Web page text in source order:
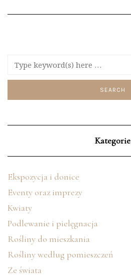
Kategorie
Ekspozycja i donice
Eventy oraz imprezy
Kwiaty
Podlewanie i pielęgnacja
Rośliny do mieszkania
Rośliny według pomieszczeń
Ze świata